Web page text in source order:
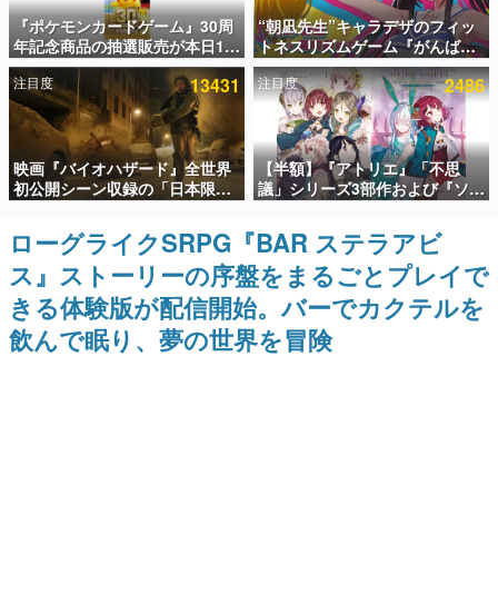
アプリセール情報
インタビュー
連載・特集一覧
殿堂入り記事
SNS拡散数が数千以上！ ページビュー数万以上！ などな
ど。多くの人々に読まれた、電ファミ渾身の“殿堂入り”記
事をまとめました。
ゲームの企画書
名作ゲームクリエイターの方々に製作時のエピソードをお
聞きし、ヒットする企画（ゲーム）とは何か？を探ってい
きます。
赫本
この物語を解いてはいけない。『赫本』は、〈試験問題〉
『ポケモンカードゲーム』30周
年記念商品の抽選販売が本日12
時より開始。拡張パック「30th
CELEBRATION」のボックス
に、「プレミアムデッキセット
エーフィ・ブラッキー」
「FUTURISTIC BOX」の計3商
品
“朝凪先生”キャラデザのフィッ
トネスリズムゲーム『がんば
れ！チアリズム』Steamストア
ページが公開。キャラクターの
CVは陽向葵ゅかさん
注目度 13431
映画『バイオハザード』全世界
初公開シーン収録の「日本限
定」予告映像が解禁。バイオの
日（8月10日）にあわせて、
「ラクーンシティ総合病院」へ
行く配達人の姿が披露
注目度 2486
【半額】『アトリエ』「不思
議」シリーズ3部作および『ソフ
ィーのアトリエ2』公式画集の
Kindle版が50%オフとなるセー
ルが開催中。各作品の設定画や
美麗なイラストの数々をふんだ
んに収録
ローグライクSRPG『BAR ステラアビ
ス』ストーリーの序盤をまるごとプレイで
きる体験版が配信開始。バーでカクテルを
飲んで眠り、夢の世界を冒険